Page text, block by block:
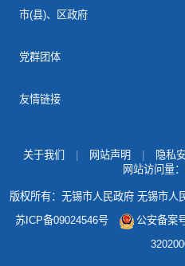
市(县)、区政府
党群团体
友情链接
关于我们 网站声明 隐私
网站访问量：
版权所有：无锡市人民政府 无锡市人
苏ICP备09024546号
公安备案